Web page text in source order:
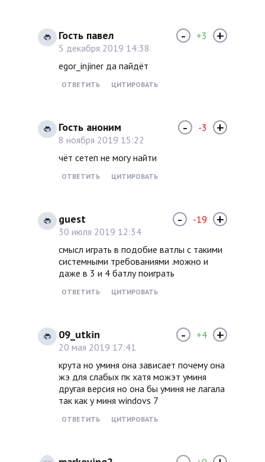
Гость павел
5 декабря 2019 14:38
egor_injiner да пайдёт
ОТВЕТИТЬ ЦИТИРОВАТЬ
- +3 +
Гость аноним
8 ноября 2019 15:22
чёт сетеп не могу найти
ОТВЕТИТЬ ЦИТИРОВАТЬ
- -3 +
guest
30 июля 2019 12:34
смысл играть в подобие ватлы с такими
системными требованиями .можно и
даже в 3 и 4 батлу поиграть
ОТВЕТИТЬ ЦИТИРОВАТЬ
- -19 +
09_utkin
20 мая 2019 17:41
крута но уминя она зависает почему она
жэ для слабых пк хатя можэт уминя
другая версия но она бы уминя не лагала
так как у миня windovs 7
ОТВЕТИТЬ ЦИТИРОВАТЬ
- +4 +